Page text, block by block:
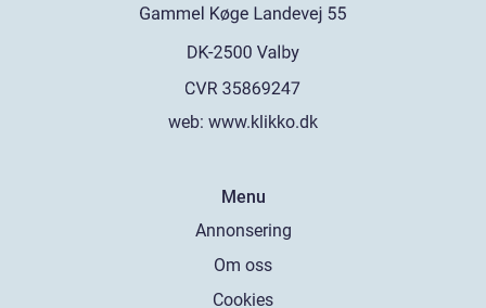
web: www.klikko.dk
Menu
Annonsering
Om oss
Cookies